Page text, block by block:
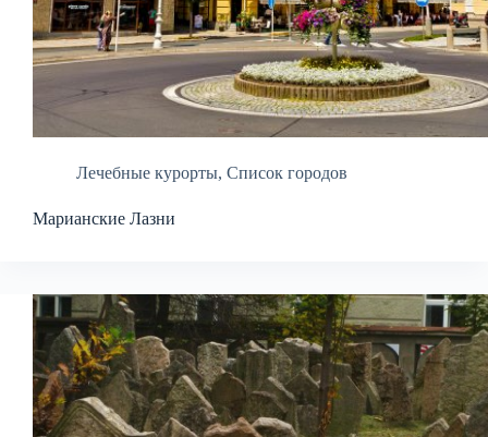
Лечебные курорты, Список городов
Марианские Лазни